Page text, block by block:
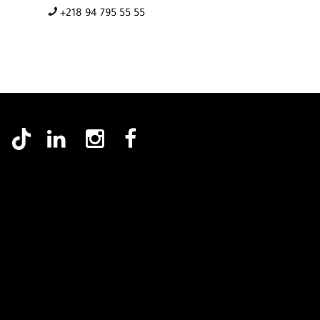
+218 94 795 55 55